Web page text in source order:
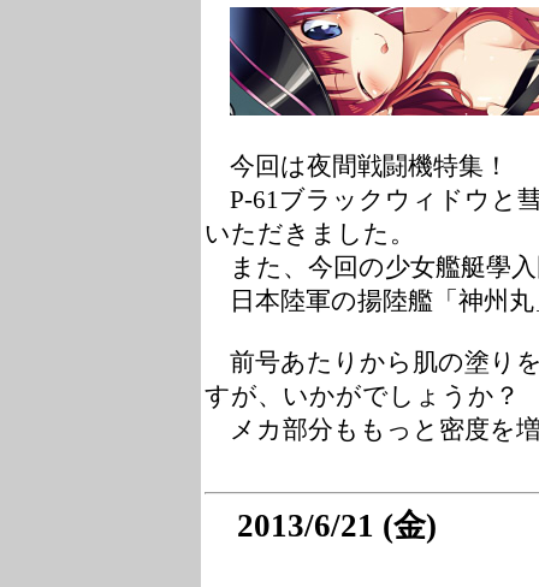
今回は夜間戦闘機特集！
P-61ブラックウィドウと
いただきました。
また、今回の少女艦艇學
日本陸軍の揚陸艦「神州
前号あたりから肌の塗り
すが、いかがでしょうか？
メカ部分ももっと密度を
2013/6/21 (金)